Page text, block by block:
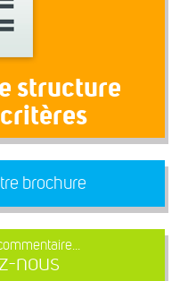
structure
brochure
nous